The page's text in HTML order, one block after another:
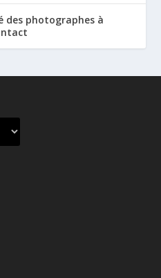
des photographes à